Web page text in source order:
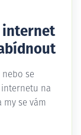
internet
se
na
my se vám